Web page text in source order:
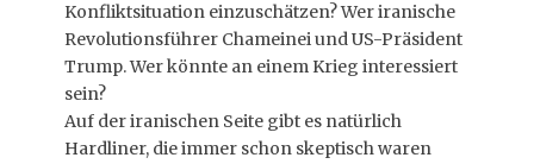
Konfliktsituation einzuschätzen? Wer iranische
Revolutionsführer Chameinei und US-Präsident
Trump. Wer könnte an einem Krieg interessiert
sein?
Auf der iranischen Seite gibt es natürlich
Hardliner, die immer schon skeptisch waren